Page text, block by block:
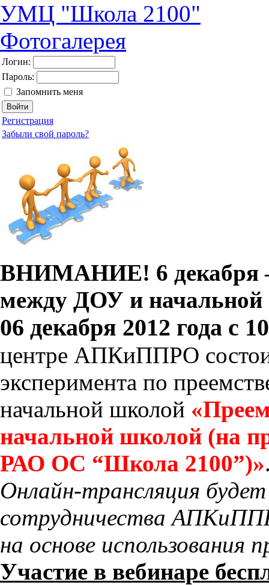
УМЦ "Школа 2100"
Фотогалерея
Логин:
Пароль:
Запомнить меня
Регистрация
Забыли свой пароль?
ВНИМАНИЕ! 6 декабря –
между ДОУ и
06 декабря 2012 года с
центре АПКиППРО
эксперимента по
начальной школой
начальной школой (на
РАО ОС “Школа 2100”)»
Онлайн-трансляция
сотрудничества
на основе использования
Участие в вебинаре